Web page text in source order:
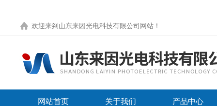
欢迎来到 山东来因光电科技有限公司网站 ！
网站首页 关于我们 产品中心